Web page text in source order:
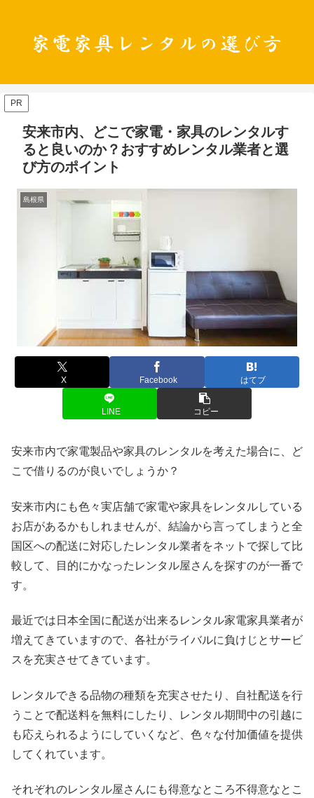
PR
安来市内、どこで家電・家具のレンタルす
ると良いのか？おすすめレンタル業者と選
び方のポイント
島根県
X Facebook はてブ
LINE コピー
安来市内で家電製品や家具のレンタルを考えた場合に、ど
こで借りるのが良いでしょうか？
安来市内にも色々実店舗で家電や家具をレンタルしている
お店があるかもしれませんが、結論から言ってしまうと全
国区への配送に対応したレンタル業者をネットで探して比
較して、目的にかなったレンタル屋さんを探すのが一番で
す。
最近では日本全国に配送が出来るレンタル家電家具業者が
増えてきていますので、各社がライバルに負けじとサービ
スを充実させてきています。
レンタルできる品物の種類を充実させたり、自社配送を行
うことで配送料を無料にしたり、レンタル期間中の引越に
も応えられるようにしていくなど、色々な付加価値を提供
してくれています。
それぞれのレンタル屋さんにも得意なところ不得意なとこ